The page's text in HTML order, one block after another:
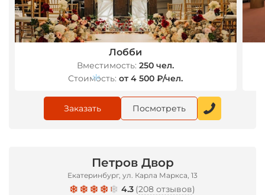
Лобби
Вместимость: 250 чел.
Стоимость: от 4 500 ₽/чел.
Заказать Посмотреть
Петров Двор
Екатеринбург, ул. Карла Маркса, 13
4.3 (208 отзывов)
*
*